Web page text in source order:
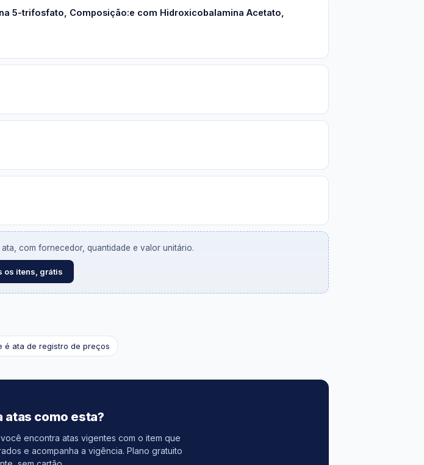
5-trifosfato, Composição:e com Hidroxicobalamina Acetato,
ata, com fornecedor, quantidade e valor unitário.
os itens, grátis
é ata de registro de preços
atas como esta?
encontra atas vigentes com o item que
e acompanha a vigência. Plano gratuito